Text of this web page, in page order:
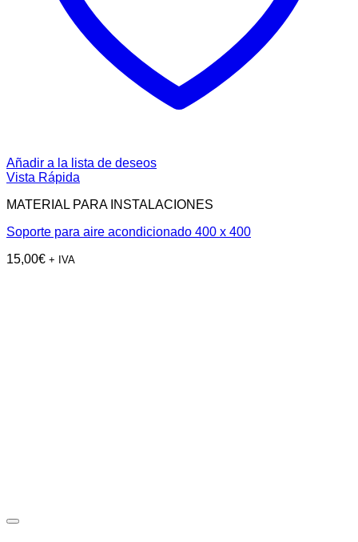
Añadir a la lista de deseos
Vista Rápida
MATERIAL PARA INSTALACIONES
Soporte para aire acondicionado 400 x 400
15,00€ + IVA